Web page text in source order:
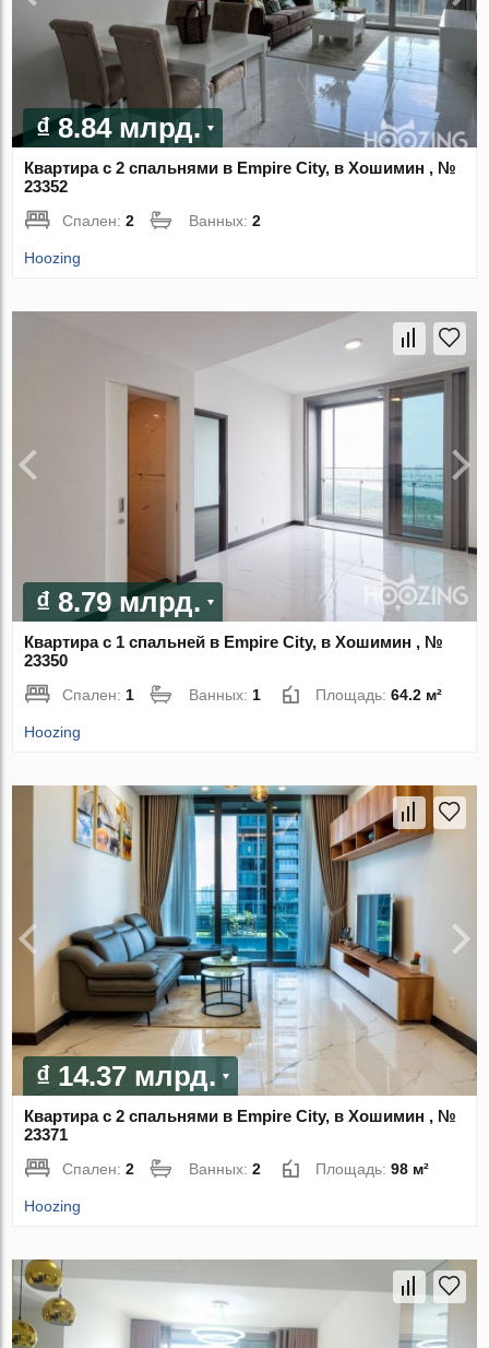
₫ 8.84 млрд.
Квартира с 2 спальнями в Empire City, в Хошимин , №
23352
Спален:2 Ванных:2
Hoozing
₫ 8.79 млрд.
Квартира с 1 спальней в Empire City, в Хошимин , №
23350
Спален: 1 Ванных: 1 Площадь:64.2 м²
Hoozing
₫ 14.37 млрд.
Квартира с 2 спальнями в Empire City, в Хошимин , №
23371
Спален:2 Ванных:2 Площадь:98 м²
Hoozing